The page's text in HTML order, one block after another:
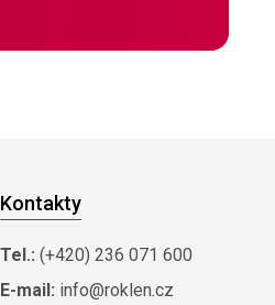
Kontakty
Tel.: (+420) 236 071 600
E-mail: info@roklen.cz